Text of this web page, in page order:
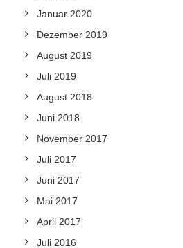
Januar 2020
Dezember 2019
August 2019
Juli 2019
August 2018
Juni 2018
November 2017
Juli 2017
Juni 2017
Mai 2017
April 2017
Juli 2016